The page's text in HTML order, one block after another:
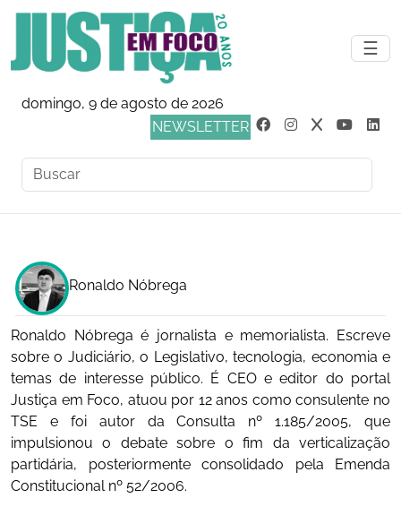
☰
domingo, 9 de agosto de 2026
NEWSLETTER
Ronaldo Nóbrega
Ronaldo Nóbrega é jornalista e memorialista. Escreve
sobre o Judiciário, o Legislativo, tecnologia, economia e
temas de interesse público. É CEO e editor do portal
Justiça em Foco, atuou por 12 anos como consulente no
TSE e foi autor da Consulta nº 1.185/2005, que
impulsionou o debate sobre o fim da verticalização
partidária, posteriormente consolidado pela Emenda
Constitucional nº 52/2006.